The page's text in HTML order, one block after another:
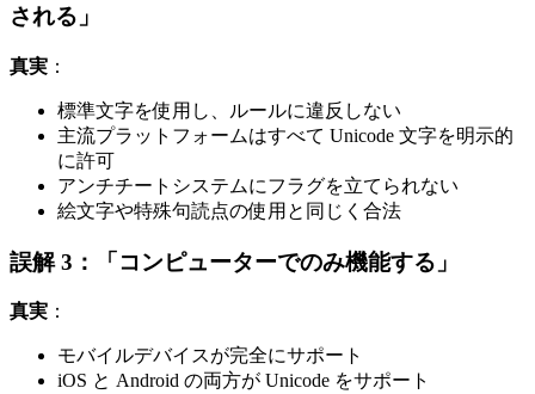
される」
真実 ：
標準文字を使用し、ルールに違反しない
主流プラットフォームはすべて Unicode 文字を明示的
に許可
アンチチートシステムにフラグを立てられない
絵文字や特殊句読点の使用と同じく合法
誤解 3：「コンピューターでのみ機能する」
真実 ：
モバイルデバイスが完全にサポート
iOS と Android の両方が Unicode をサポート